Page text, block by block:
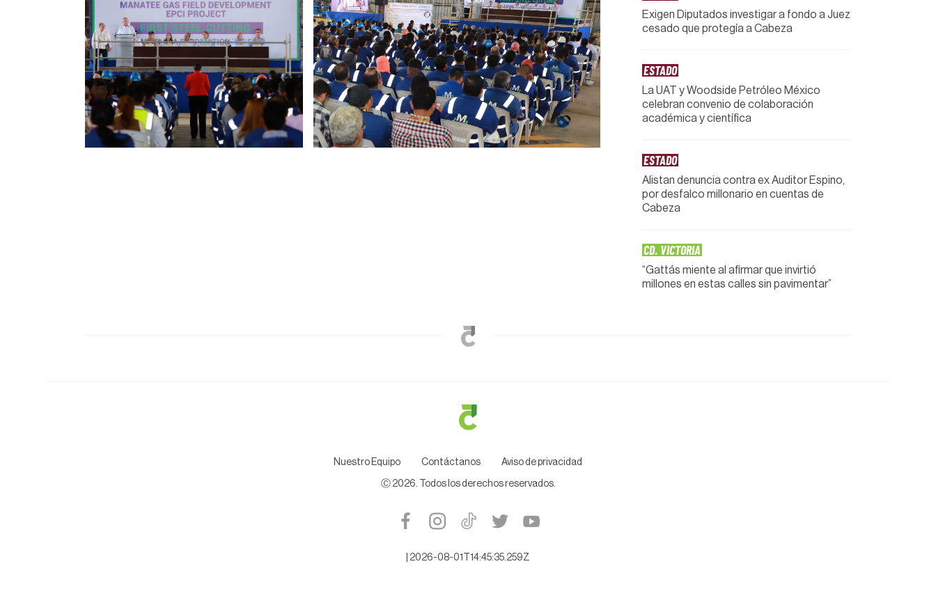
Exigen Diputados investigar a fondo a Juez
cesado que protegía a Cabeza
ESTADO
La UAT y Woodside Petróleo México
celebran convenio de colaboración
académica y científica
ESTADO
Alistan denuncia contra ex Auditor Espino,
por desfalco millonario en cuentas de
Cabeza
CD. VICTORIA
“Gattás miente al afirmar que invirtió
millones en estas calles sin pavimentar”
Nuestro Equipo Contáctanos Aviso de privacidad
Ⓒ 2026 . Todos los derechos reservados.
2026-08-01T14:45:35.259Z